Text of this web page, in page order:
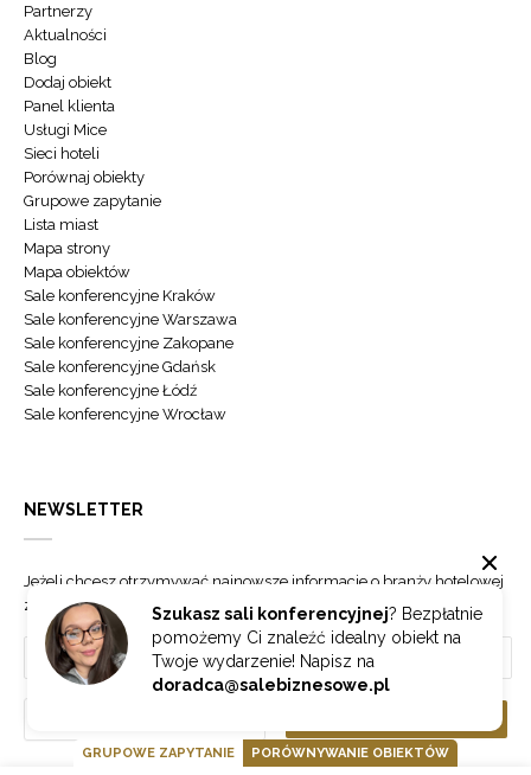
Szukasz sali konferencyjnej? Bezpłatnie
pomożemy Ci znaleźć idealny obiekt na
Twoje wydarzenie! Napisz na
doradca@salebiznesowe.pl
Partnerzy
Aktualności
Blog
Dodaj obiekt
Panel klienta
Usługi Mice
Sieci hoteli
Porównaj obiekty
Grupowe zapytanie
Lista miast
Mapa strony
Mapa obiektów
Sale konferencyjne Kraków
Sale konferencyjne Warszawa
Sale konferencyjne Zakopane
Sale konferencyjne Gdańsk
Sale konferencyjne Łódź
Sale konferencyjne Wrocław
NEWSLETTER
Jeżeli chcesz otrzymywać najnowsze informacje o branży hotelowej
zapisz się do naszego newslettera.
GRUPOWE ZAPYTANIE PORÓWNYWANIE OBIEKTÓW